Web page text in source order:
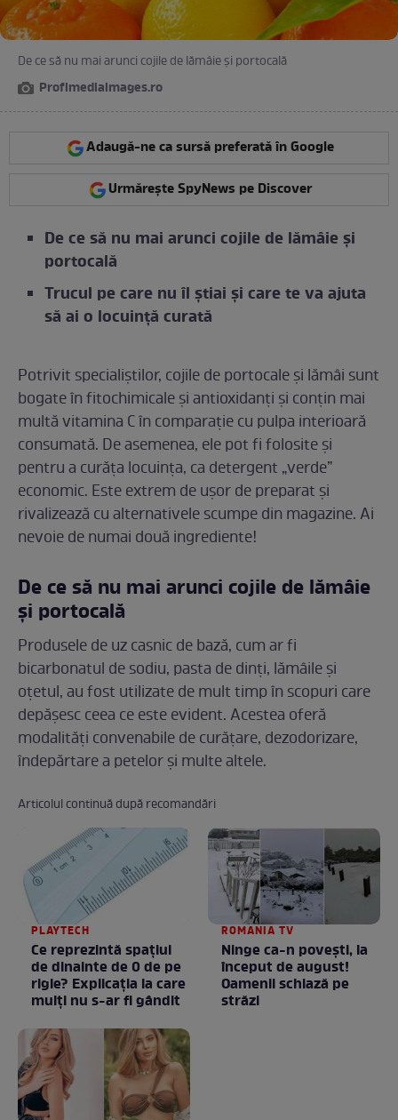
De ce să nu mai arunci cojile de lămâie și portocală
Profimediaimages.ro
Adaugă-ne ca sursă preferată în Google
Urmărește SpyNews pe Discover
De ce să nu mai arunci cojile de lămâie și
portocală
Trucul pe care nu îl știai și care te va ajuta
să ai o locuință curată
Potrivit specialiștilor, cojile de portocale și lămâi sunt
bogate în fitochimicale și antioxidanți și conțin mai
multă vitamina C în comparație cu pulpa interioară
consumată. De asemenea, ele pot fi folosite și
pentru a curăța locuința, ca detergent „verde”
economic. Este extrem de ușor de preparat și
rivalizează cu alternativele scumpe din magazine. Ai
nevoie de numai două ingrediente!
De ce să nu mai arunci cojile de lămâie
și portocală
Produsele de uz casnic de bază, cum ar fi
bicarbonatul de sodiu, pasta de dinți, lămâile și
oțetul, au fost utilizate de mult timp în scopuri care
depășesc ceea ce este evident. Acestea oferă
modalități convenabile de curățare, dezodorizare,
îndepărtare a petelor și multe altele.
Articolul continuă după recomandări
PLAYTECH
Ce reprezintă spaţiul
de dinainte de 0 de pe
rigle? Explicaţia la care
mulţi nu s-ar fi gândit
ROMANIA TV
Ninge ca-n povești, la
început de august!
Oamenii schiază pe
străzi